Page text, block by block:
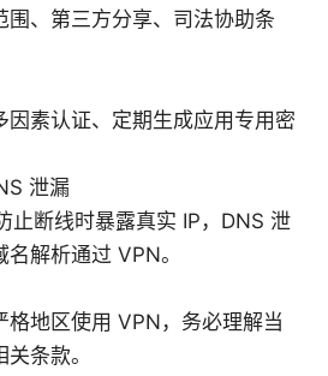
围、第三方分享、司法协助条
因素认证、定期生成应用专用密
泄漏
止断线时暴露真实 IP，DNS 泄
解析通过 VPN。
格地区使用 VPN，务必理解当
条款。